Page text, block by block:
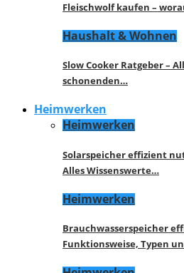
Fleischwolf kaufen –
Haushalt & Wohnen
Slow Cooker Ratgeber –
schonenden…
Heimwerken
Heimwerken
Solarspeicher effizient
Alles Wissenswerte…
Heimwerken
Brauchwasserspeicher
Funktionsweise, Typen